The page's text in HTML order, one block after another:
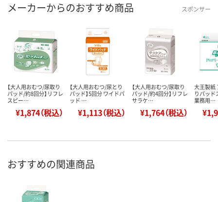
メーカーからのおすすめ商品 スポンサー
【大人用おむつ/尿取り
パッド/約8回分】リフレ
スピー…
¥1,874（税込）
【大人用おむつ/尿とり
パッド】5回分 ワイドパ
ッド …
¥1,113（税込）
【大人用おむつ/尿取り
パッド/約4回分】リフレ
サラケ…
¥1,764（税込）
大王製紙
りパッド
業務用…
おすすめの関連商品